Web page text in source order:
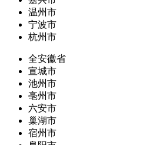
温州市
宁波市
杭州市
全安徽省
宣城市
池州市
亳州市
六安市
巢湖市
宿州市